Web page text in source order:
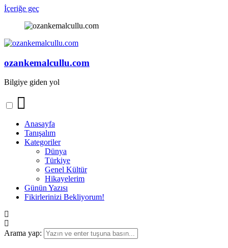
İçeriğe geç
ozankemalcullu.com
Bilgiye giden yol
Anasayfa
Tanışalım
Kategoriler
Dünya
Türkiye
Genel Kültür
Hikayelerim
Günün Yazısı
Fikirlerinizi Bekliyorum!
Arama yap: